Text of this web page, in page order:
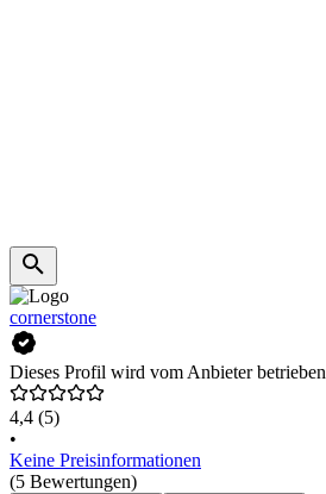
cornerstone
Dieses Profil wird vom Anbieter betrieben
4,4 (5)
•
Keine Preisinformationen
(5 Bewertungen)